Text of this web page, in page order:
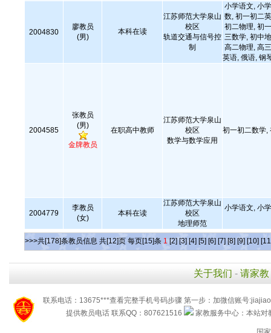
2004830
廖教员
(男)
本科在读
江苏师范大学泉山
校区
轨道交通与信号控
制
小学语文, 小
数, 初一初二
初二物理, 初
三数学, 初中
高二物理, 高
英语, 俄语, 钢
2004585
张教员
(男)
金牌教员
在职高中教师
江苏师范大学泉山
校区
数学与数学应用
初一初二数学,
2004779
李教员
(女)
本科在读
江苏师范大学泉山
校区
地理师范
小学语文, 小
>>>共[178]条教员信息 共[12]页 每页[15]条 1 [2] [3] [4] [5] [6] [7] [8] [9] [10]
关于我们 - 请家教
联系电话：13675***查看完整手机号码步骤 第一步：加微信账号
提供教员电话 联系QQ：807621516
家教服务中心：本站